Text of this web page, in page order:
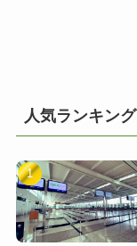
人気ランキング